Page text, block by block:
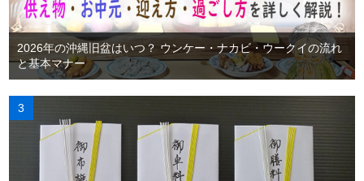
2026年の沖縄旧盆はいつ？ ウンケー・ナカビ・ウークイの流れ
と基本マナー